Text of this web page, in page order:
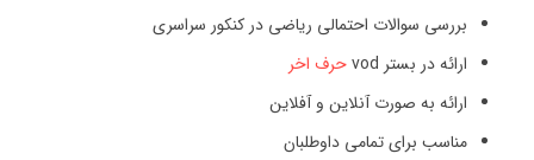
بررسی سوالات احتمالی ریاضی در کنکور سراسری
ارائه در بستر vod
حرف اخر
ارائه به صورت آنلاین و آفلاین
مناسب برای تمامی داوطلبان